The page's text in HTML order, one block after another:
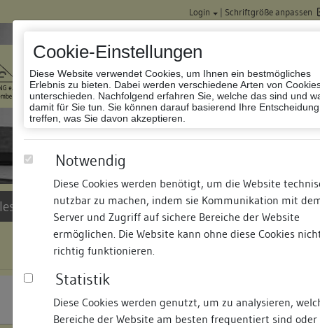
Cookie-Einstellungen
Diese Website verwendet Cookies, um Ihnen ein bestmögliches
Erlebnis zu bieten. Dabei werden verschiedene Arten von
unterschieden. Nachfolgend erfahren Sie, welche das sind und
damit für Sie tun. Sie können darauf basierend Ihre Entscheidung
treffen, was Sie davon akzeptieren.
Notwendig
Diese Cookies werden benötigt, um die Website
nutzbar zu machen, indem sie Kommunikation mit
Server und Zugriff auf sichere Bereiche der Website
ermöglichen. Die Website kann ohne diese Cookies
richtig funktionieren.
Statistik
Diese Cookies werden genutzt, um zu analysieren,
Bereiche der Website am besten frequentiert sind oder
Login | Schriftgröße anpassen
Datenbank
und Termine Suche Freie Bauforscher:innen